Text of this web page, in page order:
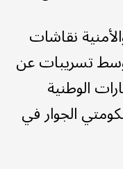
نقاشات
تسريبات عن
الوطنية
الجوار في